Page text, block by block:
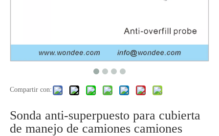
Compartir con:
Sonda anti-superpuesto para cubierta
de manejo de camiones camiones